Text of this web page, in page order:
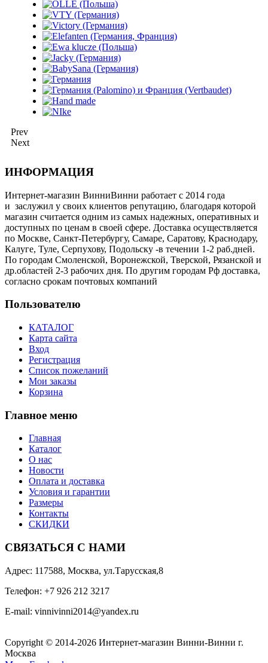
Prev
Next
ИНФОРМАЦИЯ
Интернет-магазин ВинниВинни работает с 2014 года
и заслужил у своих клиентов репутацию, благодаря которой
магазин считается одним из самых надежных, оперативных и
доступных по ценам в своей сфере. Доставка осуществляется
по Москве, Санкт-Петербургу, Самаре, Саратову, Краснодару,
Калуге, Туле, Серпухову, Подольску -в течении 1-2 раб.дней.
По городам Смоленской, Воронежской, Тверской, Рязанской и
др.областей 2-3 рабочих дня. По другим городам Рф доставка,
согласно срокам почтовых компаний
Пользователю
КАТАЛОГ
Карта сайта
Вход
Регистрация
Список пожеланий
Мои заказы
Корзина
Главное меню
Главная
Каталог
О нас
Новости
Оплата и доставка
Условия и гарантии
Размеры
Контакты
СКИДКИ
СВЯЗАТЬСЯ С НАМИ
Адрес: 117588, Москва, ул.Тарусская,8
Телефон: +7 926 212 3217
E-mail: vinnivinni2014@yandex.ru
Copyright © 2014-2026 Интернет-магазин Винни-Винни г.
Москва